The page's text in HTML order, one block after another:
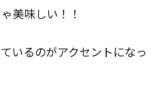
美味しい！！
いるのがアクセントになっ